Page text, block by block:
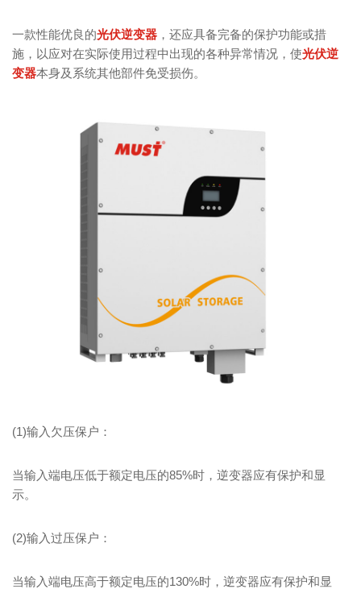
一款性能优良的光伏逆变器 ，还应具备完备的保护功能或措
施，以应对在实际使用过程中出现的各种异常情况，使光伏逆
变器本身及系统其他部件免受损伤。
(1)输入欠压保户：
当输入端电压低于额定电压的85%时，逆变器应有保护和显
示。
(2)输入过压保户：
当输入端电压高于额定电压的130%时，逆变器应有保护和显